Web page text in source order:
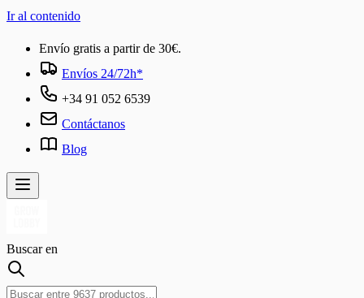
Ir al contenido
Envío gratis a partir de 30€.
Envíos 24/72h*
+34 91 052 6539
Contáctanos
Blog
Buscar en